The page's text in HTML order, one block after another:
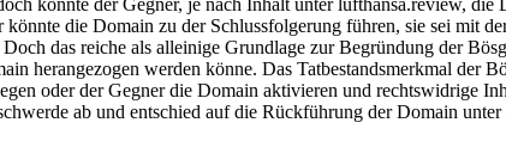
könnte der Gegner, je nach Inhalt unter lufthansa.review,
die Domain zu der Schlussfolgerung führen, sie sei mit
das reiche als alleinige Grundlage zur Begründung der
herangezogen werden könne. Das Tatbestandsmerkmal der
oder der Gegner die Domain aktivieren und rechtswidrige
ab und entschied auf die Rückführung der Domain